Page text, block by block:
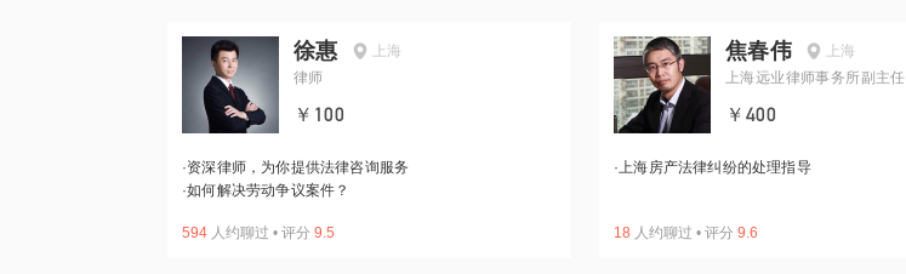
徐惠
上海
律师
￥100
·资深律师，为你提供法律咨询服务
·如何解决劳动争议案件？
594 人约聊过 • 评分 9.5
焦春伟
上海
上海远业律师事务所副主任
￥400
· 上海房产法律纠纷的处理指导
18 人约聊过 • 评分 9.6